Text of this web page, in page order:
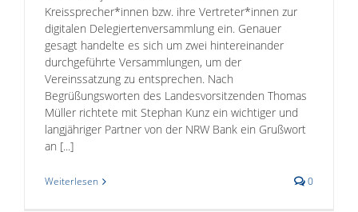
Kreissprecher*innen bzw. ihre Vertreter*innen zur
digitalen Delegiertenversammlung ein. Genauer
gesagt handelte es sich um zwei hintereinander
durchgeführte Versammlungen, um der
Vereinssatzung zu entsprechen. Nach
Begrüßungsworten des Landesvorsitzenden Thomas
Müller richtete mit Stephan Kunz ein wichtiger und
langjähriger Partner von der NRW Bank ein Grußwort
an [...]
Weiterlesen 0